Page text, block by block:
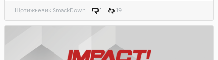
Щотижневик SmackDown 1 19